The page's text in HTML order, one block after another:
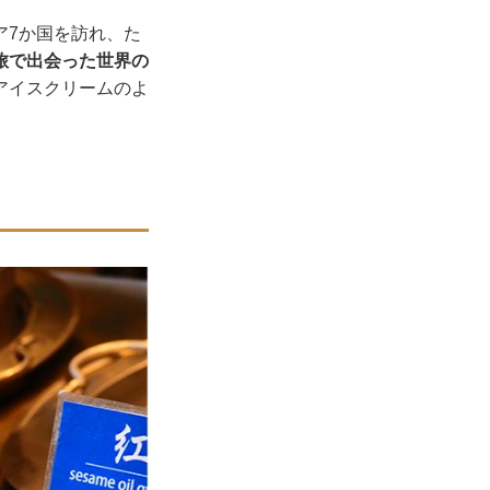
7か国を訪れ、た
で出会った世界の
イスクリームのよ